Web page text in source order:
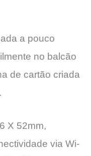
a pouco
no balcão
de cartão criada
X 52mm,
via Wi-